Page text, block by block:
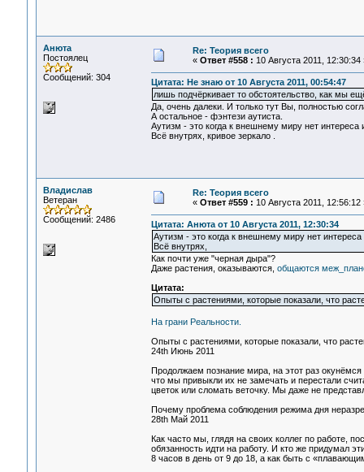
Анюта
Постоялец
Сообщений: 304
Re: Теория всего
« Ответ #558 : 10 Августа 2011, 12:30:34
Цитата: Не знаю от 10 Августа 2011, 00:54:47
лишь подчёркивает то обстоятельство, как мы
Да, очень далеки. И только тут Вы, полностью
А остальное - фэнтези аутиста.
Аутизм - это когда к внешнему миру нет
Всё внутрях, кривое зеркало .
Владислав
Ветеран
Сообщений: 2486
Re: Теория всего
« Ответ #559 : 10 Августа 2011, 12:56:12
Цитата: Анюта от 10 Августа 2011, 12:30:34
Аутизм - это когда к внешнему миру нет
Всё внутрях,
Как почти уже "черная дыра"?
Даже растения, оказываются, общаются
Цитата:
Опыты с растениями, которые показали, что
На грани Реальности.
Опыты с растениями, которые показали, что
24th Июнь 2011
Продолжаем познание мира, на этот раз
что мы привыкли их не замечать и перестали
цветок или сломать веточку. Мы даже не
Почему проблема соблюдения режима дня
28th Май 2011
Как часто мы, глядя на своих коллег по работе,
обязанность идти на работу. И кто же придумал
8 часов в день от 9 до 18, а как быть с